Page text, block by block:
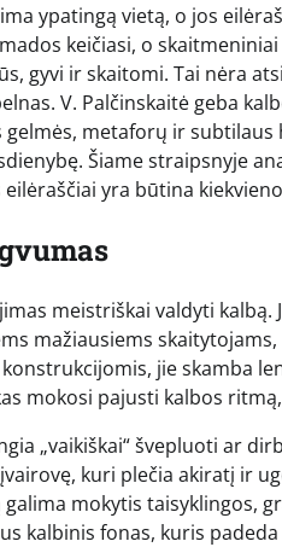
ypatingą vietą, o jos
keičiasi, o
gyvi ir skaitomi. Tai nėra
V. Palčinskaitė geba
metaforų ir
Šiame straipsnyje
yra būtina
meistriškai valdyti kalbą.
mažiausiems
jie skamba
mokosi pajusti kalbos
„vaikiškai“ švepluoti ar
kuri plečia akiratį ir
mokytis taisyklingos,
kalbinis fonas, kuris